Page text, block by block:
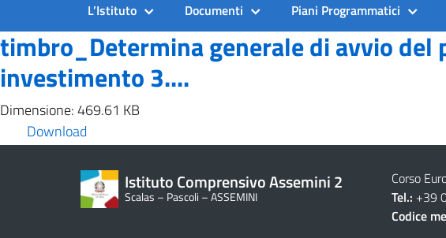
L’Istituto Documenti Piani Programmatici
timbro_Determina generale di avvio del
investimento 3....
Dimensione: 469.61 KB
Download
Istituto Comprensivo Assemini 2
Scalas – Pascoli – ASSEMINI
Corso
Tel.: +39
Codice